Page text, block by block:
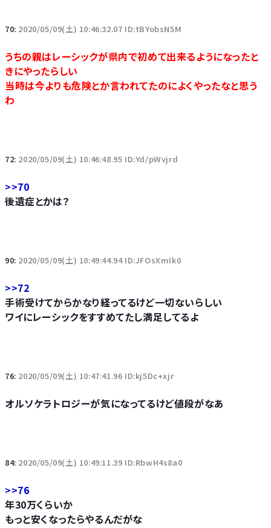
70: 2020/05/09(土) 10:46:32.07 ID:tBYobsN5M
うちの親はレーシックが県内で初めて出来るようになったと
きにやったらしい
当時は今よりも危険とか言われてたのによくやったなと思う
わ
72: 2020/05/09(土) 10:46:48.95 ID:Yd/pWvjrd
>>70
後遺症とかは？
90: 2020/05/09(土) 10:49:44.94 ID:JFOsXmIk0
>>72
手術受けてからかなり経ってるけど一切ないらしい
ワイにレーシックをすすめてたし満足してるよ
76: 2020/05/09(土) 10:47:41.96 ID:kj5Dc+xjr
オルソケラトロジーが気になってるけど値段がなあ
84: 2020/05/09(土) 10:49:11.39 ID:RbwH4s8a0
>>76
年30万くらいか
もっと安くなったらやるんだがな